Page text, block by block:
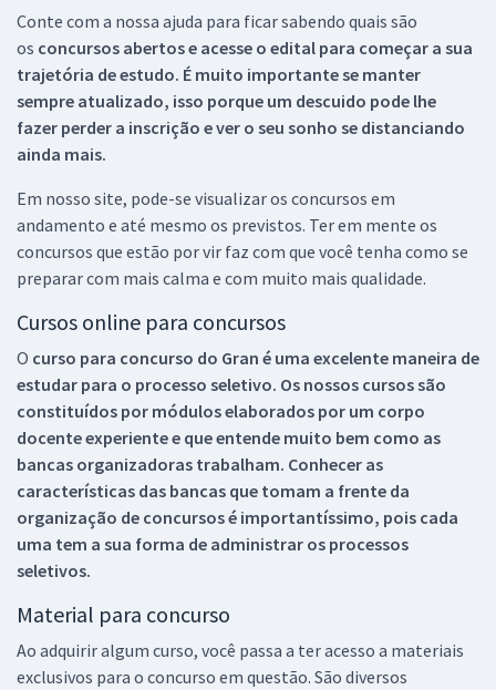
Conte com a nossa ajuda para ficar sabendo quais são
os concursos abertos e acesse o edital para começar a sua
trajetória de estudo. É muito importante se manter
sempre atualizado, isso porque um descuido pode lhe
fazer perder a inscrição e ver o seu sonho se distanciando
ainda mais.
Em nosso site, pode-se visualizar os concursos em
andamento e até mesmo os previstos. Ter em mente os
concursos que estão por vir faz com que você tenha como se
preparar com mais calma e com muito mais qualidade.
Cursos online para concursos
O curso para concurso do Gran é uma excelente maneira de
estudar para o processo seletivo. Os nossos cursos são
constituídos por módulos elaborados por um corpo
docente experiente e que entende muito bem como as
bancas organizadoras trabalham. Conhecer as
características das bancas que tomam a frente da
organização de concursos é importantíssimo, pois cada
uma tem a sua forma de administrar os processos
seletivos.
Material para concurso
Ao adquirir algum curso, você passa a ter acesso a materiais
exclusivos para o concurso em questão. São diversos